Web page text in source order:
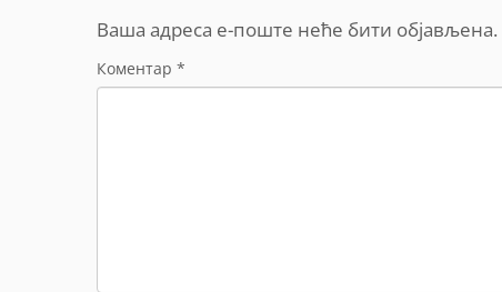
Ваша адреса е-поште неће бити објављена.
Коментар *